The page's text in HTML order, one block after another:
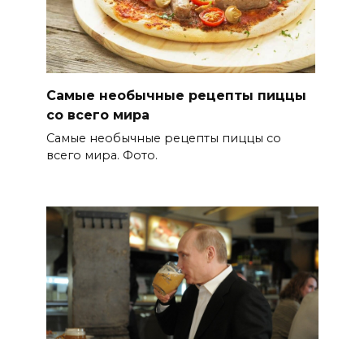
Самые необычные рецепты пиццы
со всего мира
Самые необычные рецепты пиццы со
всего мира. Фото.